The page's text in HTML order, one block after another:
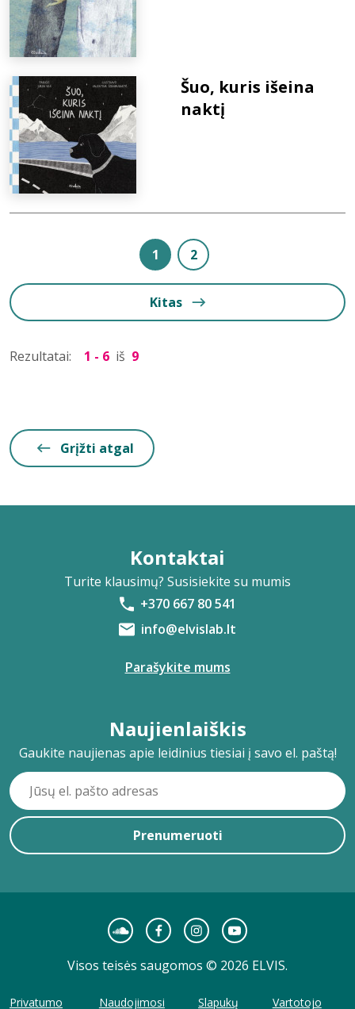
Šuo, kuris išeina
naktį
1 2
Kitas
Rezultatai: 1 - 6 iš 9
Grįžti atgal
Kontaktai
Turite klausimų? Susisiekite su mumis
+370 667 80 541
info@elvislab.lt
Parašykite mums
Naujienlaiškis
Gaukite naujienas apie leidinius tiesiai į savo el. paštą!
Prenumeruoti
Visos teisės saugomos © 2026 ELVIS.
Privatumo Naudojimosi Slapukų Vartotojo